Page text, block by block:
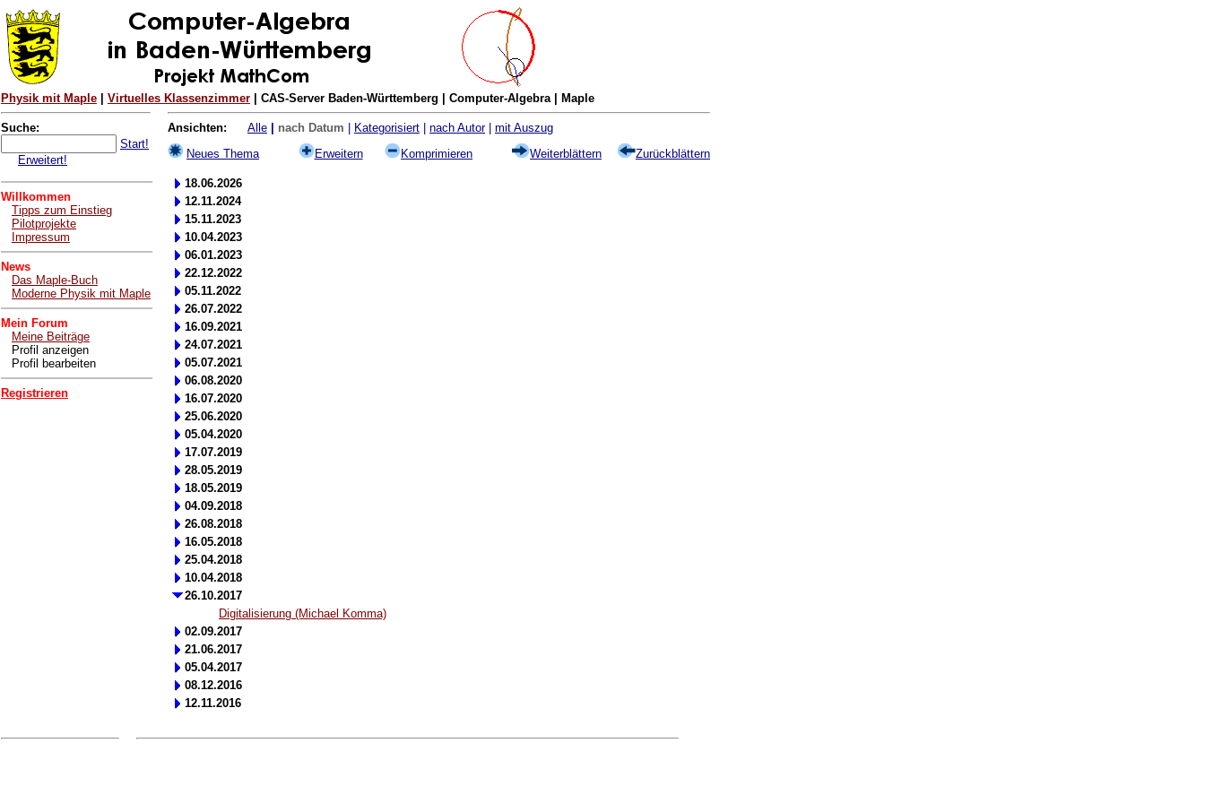
Physik mit Maple Virtuelles Klassenzimmer | CAS-Server Baden-Württemberg | Computer-Algebra | Maple
Suche:
Start!
Erweitert!
Willkommen
Tipps zum Einstieg
Pilotprojekte
Impressum
News
Das Maple-Buch
Moderne Physik mit Maple
Mein Forum
Meine Beiträge
Profil anzeigen
Profil bearbeiten
Registrieren
Ansichten: Alle nach Datum Kategorisiert nach Autor| mit Auszug
Neues Thema
Erweitern Komprimieren Weiterblättern Zurückblättern
18.06.2026
12.11.2024
15.11.2023
10.04.2023
06.01.2023
22.12.2022
05.11.2022
26.07.2022
16.09.2021
24.07.2021
05.07.2021
06.08.2020
16.07.2020
25.06.2020
05.04.2020
17.07.2019
28.05.2019
18.05.2019
04.09.2018
26.08.2018
16.05.2018
25.04.2018
10.04.2018
26.10.2017
Digitalisierung (Michael Komma)
02.09.2017
21.06.2017
05.04.2017
08.12.2016
12.11.2016